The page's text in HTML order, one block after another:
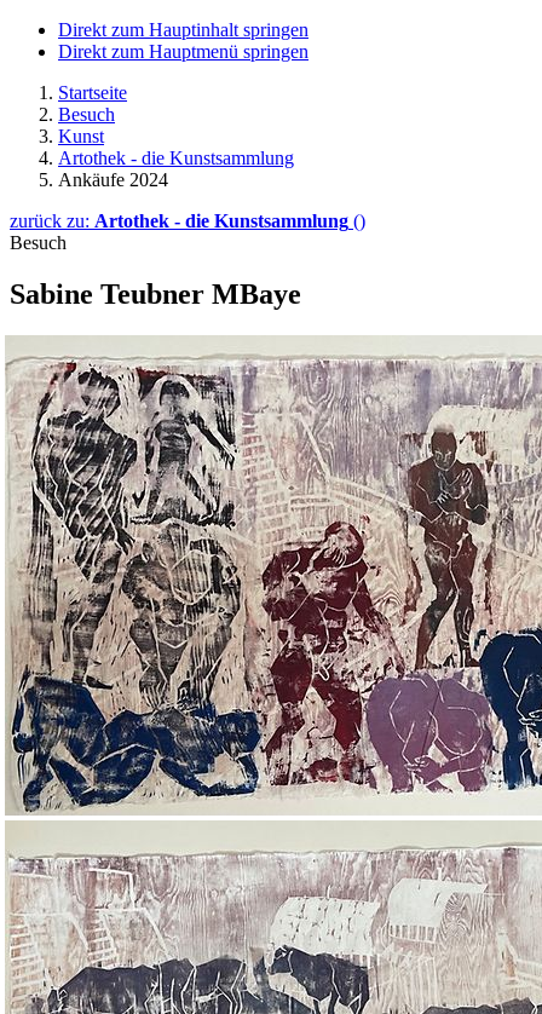
Direkt zum Hauptinhalt springen
Direkt zum Hauptmenü springen
Startseite
Besuch
Kunst
Artothek - die Kunstsammlung
Ankäufe 2024
zurück zu: Artothek - die Kunstsammlung ()
Besuch
Sabine Teubner MBaye